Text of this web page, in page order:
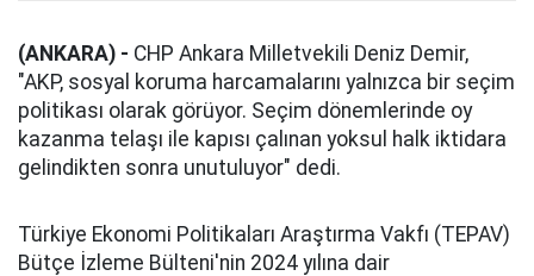
(ANKARA) - CHP Ankara Milletvekili Deniz Demir,
"AKP, sosyal koruma harcamalarını yalnızca bir seçim
politikası olarak görüyor. Seçim dönemlerinde oy
kazanma telaşı ile kapısı çalınan yoksul halk iktidara
gelindikten sonra unutuluyor" dedi.
Türkiye Ekonomi Politikaları Araştırma Vakfı (TEPAV)
Bütçe İzleme Bülteni'nin 2024 yılına dair